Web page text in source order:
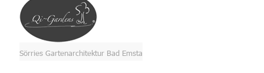
Sörries Gartenarchitektur Bad Emsta